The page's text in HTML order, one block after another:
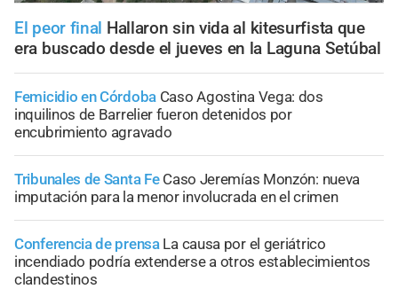
El peor final Hallaron sin vida al kitesurfista que
era buscado desde el jueves en la Laguna Setúbal
Femicidio en Córdoba Caso Agostina Vega: dos
inquilinos de Barrelier fueron detenidos por
encubrimiento agravado
Tribunales de Santa Fe Caso Jeremías Monzón: nueva
imputación para la menor involucrada en el crimen
Conferencia de prensa La causa por el geriátrico
incendiado podría extenderse a otros establecimientos
clandestinos